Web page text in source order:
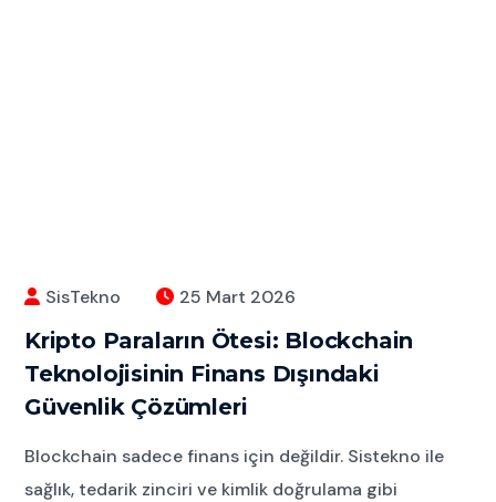
SisTekno 25 Mart 2026
Kripto Paraların Ötesi: Blockchain
Teknolojisinin Finans Dışındaki
Güvenlik Çözümleri
Blockchain sadece finans için değildir. Sistekno ile
sağlık, tedarik zinciri ve kimlik doğrulama gibi